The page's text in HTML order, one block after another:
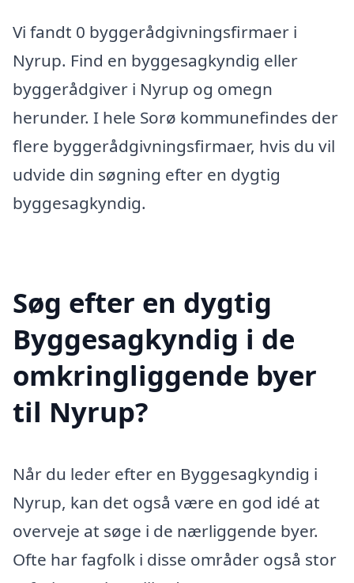
Vi fandt 0 byggerådgivningsfirmaer i
Nyrup. Find en byggesagkyndig eller
byggerådgiver i Nyrup og omegn
herunder. I hele Sorø kommunefindes der
flere byggerådgivningsfirmaer, hvis du vil
udvide din søgning efter en dygtig
byggesagkyndig.
Søg efter en dygtig
Byggesagkyndig i de
omkringliggende byer
til Nyrup?
Når du leder efter en Byggesagkyndig i
Nyrup, kan det også være en god idé at
overveje at søge i de nærliggende byer.
Ofte har fagfolk i disse områder også stor